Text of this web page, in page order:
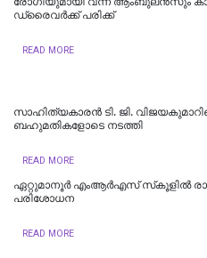
ഡ്രൈവർക്ക് പരിക്ക്
READ MORE
സാഹിത്യകാരൻ ടി. ജി.
ബഹുമതികളോടെ നടത്തി
READ MORE
ഏറ്റുമാനൂർ എംആർഎസ് സ്‌കൂളിൽ
പരിശോധന
READ MORE